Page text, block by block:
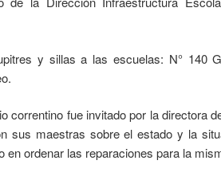
y sillas a las escuelas: N° 140
correntino fue invitado por la directora
sus maestras sobre el estado y la
ordenar las reparaciones para la